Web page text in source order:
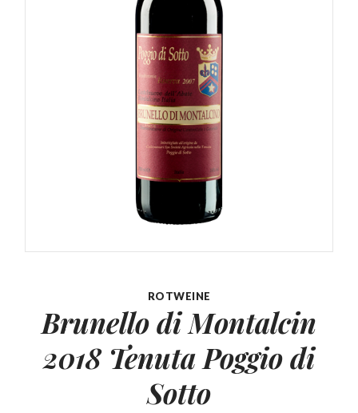
ROTWEINE
Brunello di Montalcin
2018 Tenuta Poggio di
Sotto